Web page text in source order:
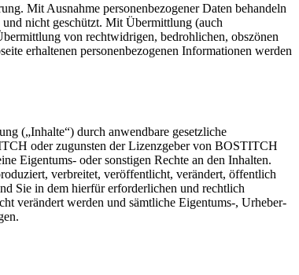
Mit Ausnahme personenbezogener Daten behandeln
nicht geschützt. Mit Übermittlung (auch
von rechtwidrigen, bedrohlichen, obszönen
erhaltenen personenbezogenen Informationen werden
(„Inhalte“) durch anwendbare gesetzliche
oder zugunsten der Lizenzgeber von BOSTITCH
Eigentums- oder sonstigen Rechte an den Inhalten.
verbreitet, veröffentlicht, verändert, öffentlich
Sie in dem hierfür erforderlichen und rechtlich
verändert werden und sämtliche Eigentums-, Urheber-